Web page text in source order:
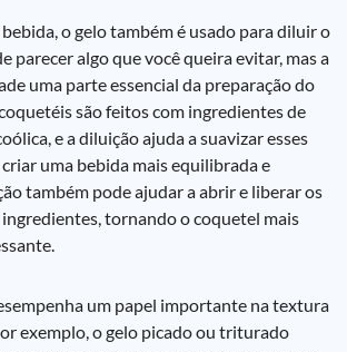
o gelo também é usado para diluir o
parecer algo que você queira evitar, mas a
uma parte essencial da preparação do
são feitos com ingredientes de
e a diluição ajuda a suavizar esses
uma bebida mais equilibrada e
também pode ajudar a abrir e liberar os
tornando o coquetel mais
um papel importante na textura
exemplo, o gelo picado ou triturado